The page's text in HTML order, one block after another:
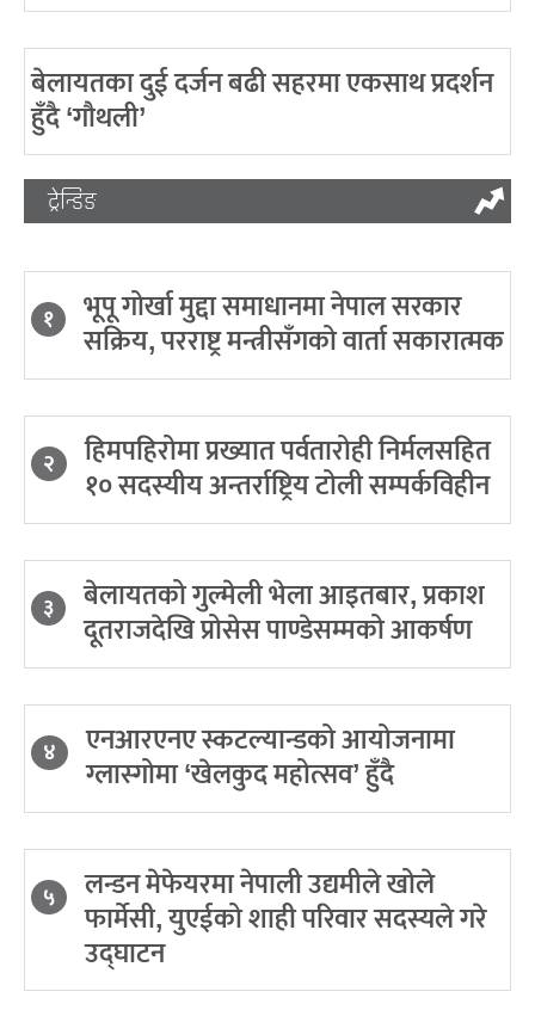
बेलायतका दुई दर्जन बढी सहरमा एकसाथ प्रदर्शन
हुँदै ‘गौथली’
ट्रेन्डिङ
१ भूपू गोर्खा मुद्दा समाधानमा नेपाल सरकार
सक्रिय, परराष्ट्र मन्त्रीसँगको वार्ता सकारात्मक
२ हिमपहिरोमा प्रख्यात पर्वतारोही निर्मलसहित
१० सदस्यीय अन्तर्राष्ट्रिय टोली सम्पर्कविहीन
३ बेलायतको गुल्मेली भेला आइतबार, प्रकाश
दूतराजदेखि प्रोसेस पाण्डेसम्मको आकर्षण
४ एनआरएनए स्कटल्यान्डको आयोजनामा
ग्लास्गोमा ‘खेलकुद महोत्सव’ हुँदै
५ लन्डन मेफेयरमा नेपाली उद्यमीले खोले
फार्मेसी, युएईको शाही परिवार सदस्यले गरे
उद्घाटन